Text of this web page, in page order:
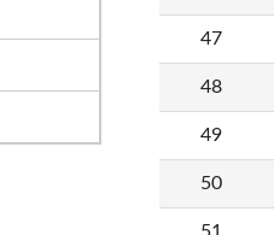
47
48
49
50